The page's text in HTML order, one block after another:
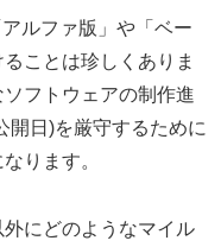
ルファ版」や「ベー
ことは珍しくありま
フトウェアの制作進
開日)を厳守するために
ります。
にどのようなマイル